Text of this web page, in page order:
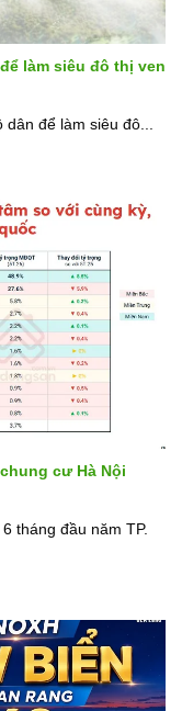
làm siêu đô thị ven
dân để làm siêu đô...
cư Hà Nội
tháng đầu năm TP.